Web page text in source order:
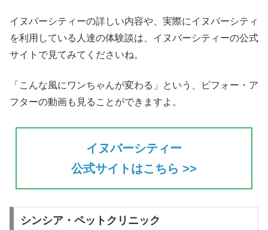
イヌバーシティーの詳しい内容や、実際にイヌバーシティ
を利用している人達の体験談は、イヌバーシティーの公式
サイトで見てみてくださいね。
「こんな風にワンちゃんが変わる」という、ビフォー・ア
フターの動画も見ることができますよ。
イヌバーシティー
公式サイトはこちら >>
シンシア・ペットクリニック